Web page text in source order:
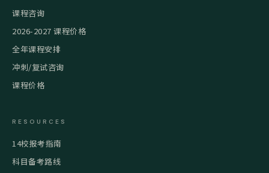
课程咨询
2026-2027 课程价格
全年课程安排
冲刺/复试咨询
课程价格
RESOURCES
14校报考指南
科目备考路线